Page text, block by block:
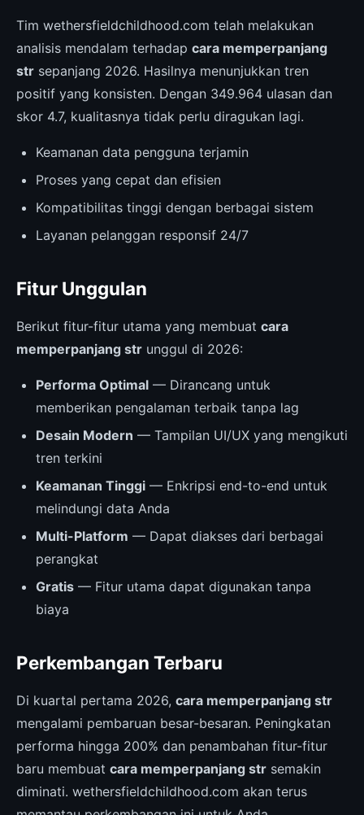
Tim wethersfieldchildhood.com telah melakukan
analisis mendalam terhadap cara memperpanjang
str sepanjang 2026. Hasilnya menunjukkan tren
positif yang konsisten. Dengan 349.964 ulasan dan
skor 4.7, kualitasnya tidak perlu diragukan lagi.
Keamanan data pengguna terjamin
Proses yang cepat dan efisien
Kompatibilitas tinggi dengan berbagai sistem
Layanan pelanggan responsif 24/7
Fitur Unggulan
Berikut fitur-fitur utama yang membuat cara
memperpanjang str unggul di 2026:
Performa Optimal — Dirancang untuk
memberikan pengalaman terbaik tanpa lag
Desain Modern — Tampilan UI/UX yang mengikuti
tren terkini
Keamanan Tinggi — Enkripsi end-to-end untuk
melindungi data Anda
Multi-Platform — Dapat diakses dari berbagai
perangkat
Gratis — Fitur utama dapat digunakan tanpa
biaya
Perkembangan Terbaru
Di kuartal pertama 2026, cara memperpanjang str
mengalami pembaruan besar-besaran. Peningkatan
performa hingga 200% dan penambahan fitur-fitur
baru membuat cara memperpanjang str semakin
diminati. wethersfieldchildhood.com akan terus